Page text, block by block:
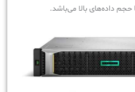
حجم داده‏‌های بالا می‏‌باشد.